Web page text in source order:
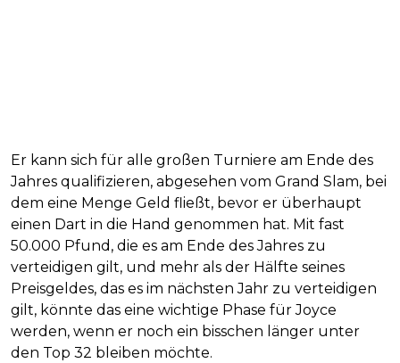
Er kann sich für alle großen Turniere am Ende des
Jahres qualifizieren, abgesehen vom Grand Slam, bei
dem eine Menge Geld fließt, bevor er überhaupt
einen Dart in die Hand genommen hat. Mit fast
50.000 Pfund, die es am Ende des Jahres zu
verteidigen gilt, und mehr als der Hälfte seines
Preisgeldes, das es im nächsten Jahr zu verteidigen
gilt, könnte das eine wichtige Phase für Joyce
werden, wenn er noch ein bisschen länger unter
den Top 32 bleiben möchte.